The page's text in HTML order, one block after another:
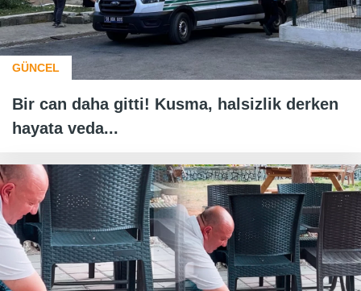
GÜNCEL
Bir can daha gitti! Kusma, halsizlik derken
hayata veda...